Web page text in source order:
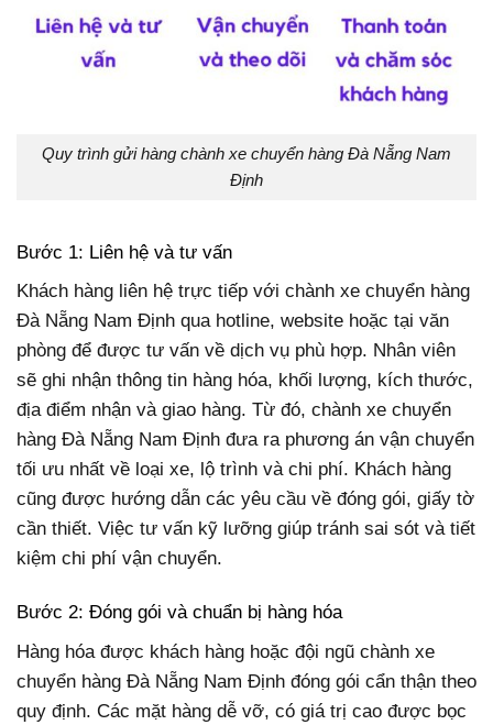
Quy trình gửi hàng chành xe chuyển hàng Đà Nẵng Nam
Định
Bước 1: Liên hệ và tư vấn
Khách hàng liên hệ trực tiếp với chành xe chuyển hàng
Đà Nẵng Nam Định qua hotline, website hoặc tại văn
phòng để được tư vấn về dịch vụ phù hợp. Nhân viên
sẽ ghi nhận thông tin hàng hóa, khối lượng, kích thước,
địa điểm nhận và giao hàng. Từ đó, chành xe chuyển
hàng Đà Nẵng Nam Định đưa ra phương án vận chuyển
tối ưu nhất về loại xe, lộ trình và chi phí. Khách hàng
cũng được hướng dẫn các yêu cầu về đóng gói, giấy tờ
cần thiết. Việc tư vấn kỹ lưỡng giúp tránh sai sót và tiết
kiệm chi phí vận chuyển.
Bước 2: Đóng gói và chuẩn bị hàng hóa
Hàng hóa được khách hàng hoặc đội ngũ chành xe
chuyển hàng Đà Nẵng Nam Định đóng gói cẩn thận theo
quy định. Các mặt hàng dễ vỡ, có giá trị cao được bọc